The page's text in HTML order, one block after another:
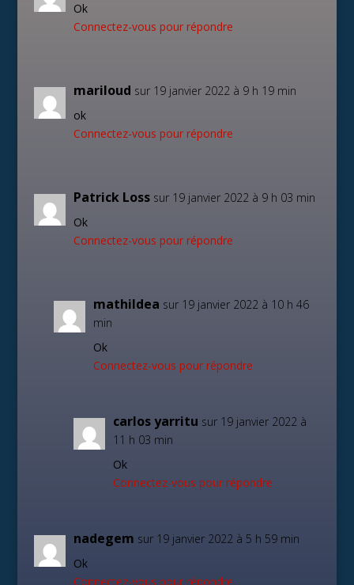
Ok
Connectez-vous pour répondre
mariloud sur 19 janvier 2022 à 9 h 19 min
ok
Connectez-vous pour répondre
Patrick Loss sur 19 janvier 2022 à 9 h 03 min
Ok
Connectez-vous pour répondre
mathildea sur 19 janvier 2022 à 10 h 46
min
Ok
Connectez-vous pour répondre
carlos yarritu sur 19 janvier 2022 à
11 h 03 min
Ok
Connectez-vous pour répondre
nadegem sur 19 janvier 2022 à 5 h 59 min
Ok
Connectez-vous pour répondre